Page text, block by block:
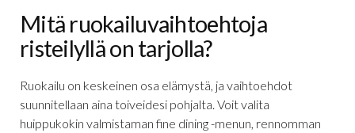
Mitä ruokailuvaihtoehtoja
risteilyllä on tarjolla?
Ruokailu on keskeinen osa elämystä, ja vaihtoehdot
suunnitellaan aina toiveidesi pohjalta. Voit valita
huippukokin valmistaman fine dining -menun, rennomman